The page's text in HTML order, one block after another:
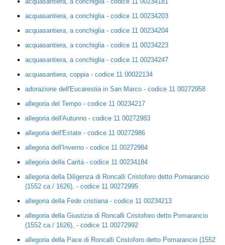
acquasantiera, a conchiglia - codice 11 00234203
acquasantiera, a conchiglia - codice 11 00234204
acquasantiera, a conchiglia - codice 11 00234223
acquasantiera, a conchiglia - codice 11 00234247
acquasantiera, coppia - codice 11 00022134
adorazione dell'Eucarestia in San Marco - codice 11 00272958
allegoria del Tempo - codice 11 00234217
allegoria dell'Autunno - codice 11 00272983
allegoria dell'Estate - codice 11 00272986
allegoria dell'Inverno - codice 11 00272984
allegoria della Carità - codice 11 00234184
allegoria della Diligenza di Roncalli Cristoforo detto Pomarancio
(1552 ca./ 1626), - codice 11 00272995
allegoria della Fede cristiana - codice 11 00234213
allegoria della Giustizia di Roncalli Cristoforo detto Pomarancio
(1552 ca./ 1626), - codice 11 00272992
allegoria della Pace di Roncalli Cristoforo detto Pomarancio (1552